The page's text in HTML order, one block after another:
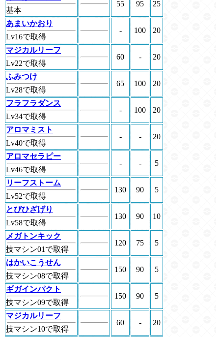
基本
55 95 25
あまいかおり
Lv16で取得
- 100 20
マジカルリーフ
Lv22で取得
60 - 20
ふみつけ
Lv28で取得
65 100 20
フラフラダンス
Lv34で取得
- 100 20
アロマミスト
Lv40で取得
- - 20
アロマセラピー
Lv46で取得
- - 5
リーフストーム
Lv52で取得
130 90 5
とびひざげり
Lv58で取得
130 90 10
メガトンキック
技マシン01で取得
120 75 5
はかいこうせん
技マシン08で取得
150 90 5
ギガインパクト
技マシン09で取得
150 90 5
マジカルリーフ
技マシン10で取得
60 - 20